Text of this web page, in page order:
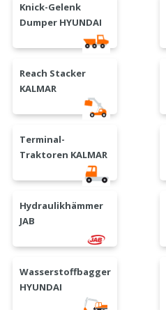
Knick-Gelenk
Dumper HYUNDAI
Reach Stacker
KALMAR
Terminal-
Traktoren KALMAR
Hydraulikhämmer
JAB
Wasserstoffbagger
HYUNDAI